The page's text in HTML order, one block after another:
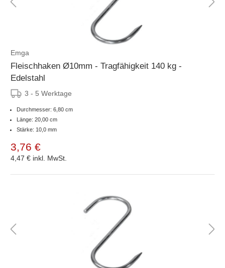
Emga
Fleischhaken Ø10mm - Tragfähigkeit 140 kg -
Edelstahl
3 - 5 Werktage
Durchmesser: 6,80 cm
Länge: 20,00 cm
Stärke: 10,0 mm
3,76 €
4,47 € inkl. MwSt.